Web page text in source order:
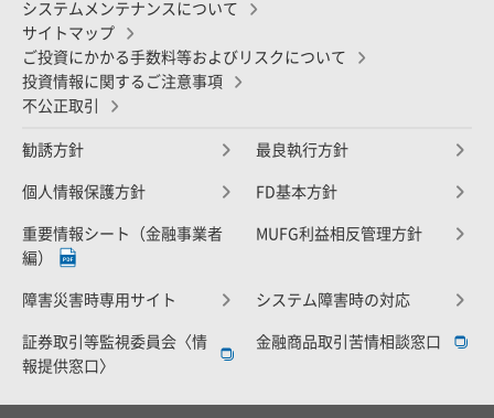
システムメンテナンスについて
サイトマップ
ご投資にかかる手数料等およびリスクについて
投資情報に関するご注意事項
不公正取引
勧誘方針 最良執行方針
個人情報保護方針 FD基本方針
重要情報シート（金融事業者
編）
MUFG利益相反管理方針
障害災害時専用サイト システム障害時の対応
証券取引等監視委員会〈情
報提供窓口〉
金融商品取引苦情相談窓口